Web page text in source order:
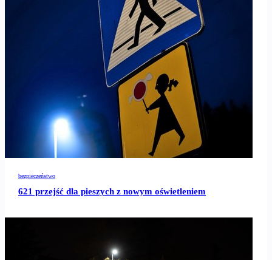
bezpieczeństwo
621 przejść dla pieszych z nowym oświetleniem